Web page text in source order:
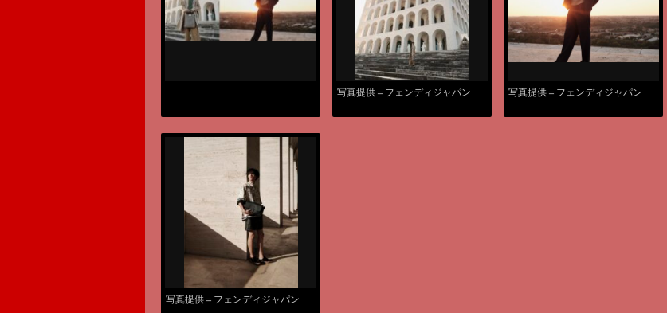
写真提供＝フェンディジャパン 写真提供＝フェンディジャパン
写真提供＝フェンディジャパン